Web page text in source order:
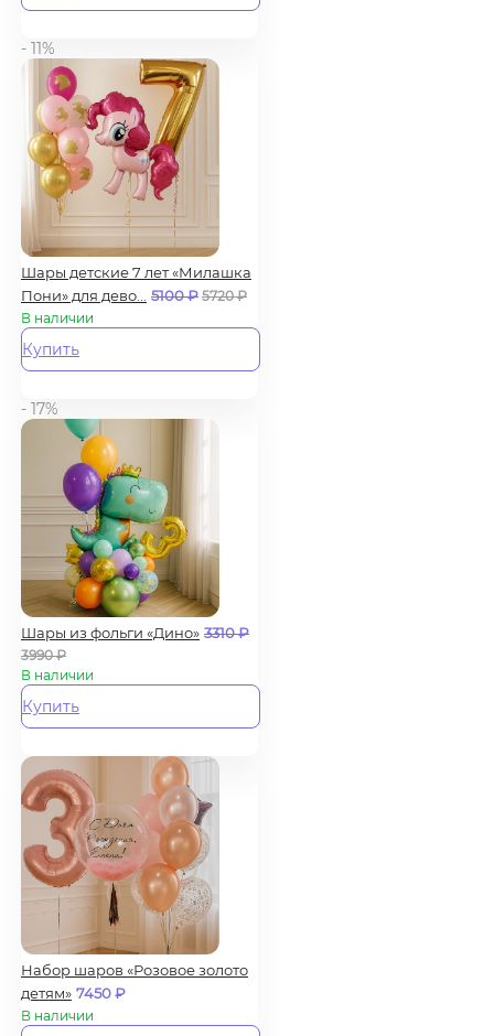
- 11%
Шары детские 7 лет «Милашка
Пони» для дево...
5100₽ 5720₽
В наличии
Купить
- 17%
Шары из фольги «Дино» 3310₽
3990₽
В наличии
Купить
Набор шаров «Розовое золото
детям» 7450₽
В наличии